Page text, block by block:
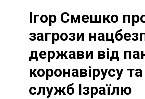
Ігор Смешко
загрози
держави від
коронавірусу
служб Ізраїлю